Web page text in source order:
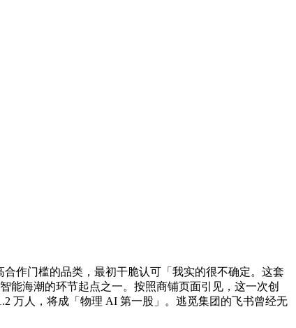
作门槛的品类，最初干脆认可「我实的很不确定。这套
能海潮的环节起点之一。按照商铺页面引见，这一次创
万人，将成「物理 AI 第一股」。逃觅集团的飞书曾经无